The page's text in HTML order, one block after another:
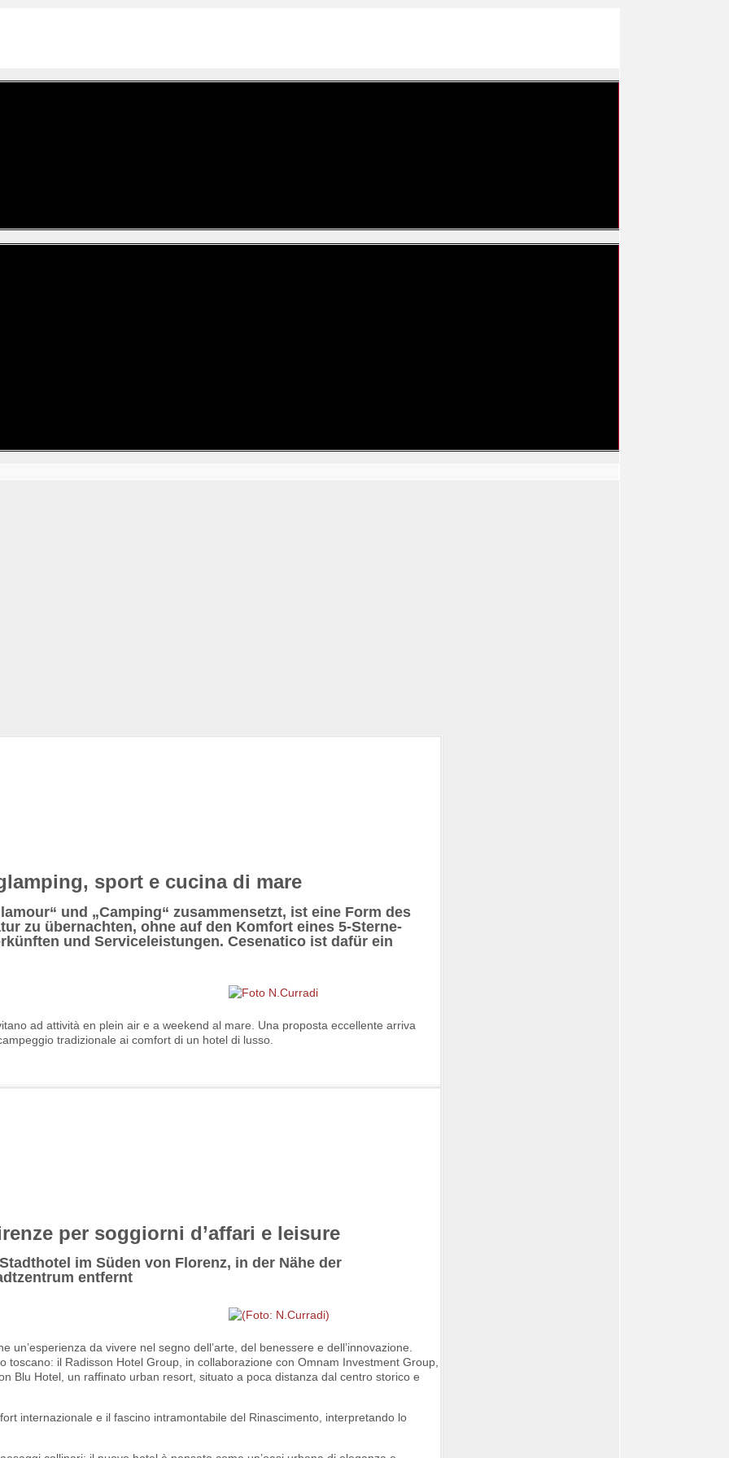
sport e cucina di mare
und „Camping“ zusammensetzt, ist eine Form des
zu übernachten, ohne auf den Komfort eines 5-Sterne-
und Serviceleistungen. Cesenatico ist dafür ein
ad attività en plein air e a weekend al mare. Una proposta eccellente arriva
tradizionale ai comfort di un hotel di lusso.
per soggiorni d’affari e leisure
im Süden von Florenz, in der Nähe der
entfernt
da vivere nel segno dell’arte, del benessere e dell’innovazione.
il Radisson Hotel Group, in collaborazione con Omnam Investment Group,
Blu Hotel, un raffinato urban resort, situato a poca distanza dal centro storico e
internazionale e il fascino intramontabile del Rinascimento, interpretando lo